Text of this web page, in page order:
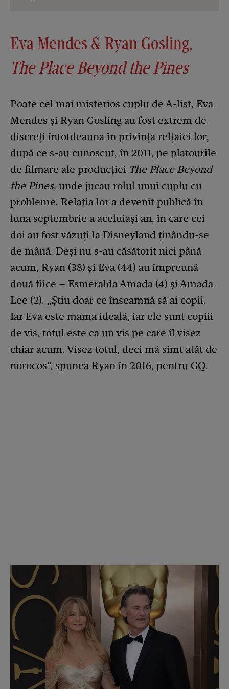
Eva Mendes & Ryan Gosling,
The Place Beyond the Pines
Poate cel mai misterios cuplu de A-list, Eva
Mendes și Ryan Gosling au fost extrem de
discreți întotdeauna în privința relțaiei lor,
după ce s-au cunoscut, în 2011, pe platourile
de filmare ale producției The Place Beyond
the Pines, unde jucau rolul unui cuplu cu
probleme. Relația lor a devenit publică în
luna septembrie a aceluiași an, în care cei
doi au fost văzuți la Disneyland ținându-se
de mână. Deși nu s-au căsătorit nici până
acum, Ryan (38) și Eva (44) au împreună
două fiice – Esmeralda Amada (4) și Amada
Lee (2). „Știu doar ce înseamnă să ai copii.
Iar Eva este mama ideală, iar ele sunt copiii
de vis, totul este ca un vis pe care îl visez
chiar acum. Visez totul, deci mă simt atât de
norocos”, spunea Ryan în 2016, pentru GQ.